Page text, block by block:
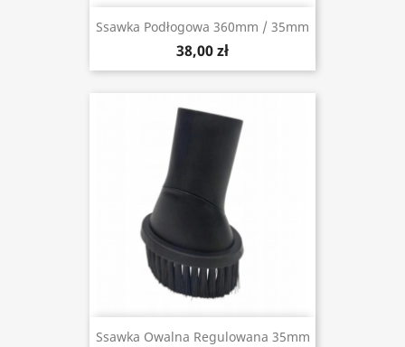
Ssawka Podłogowa 360mm / 35mm
38,00 zł
Ssawka Owalna Regulowana 35mm